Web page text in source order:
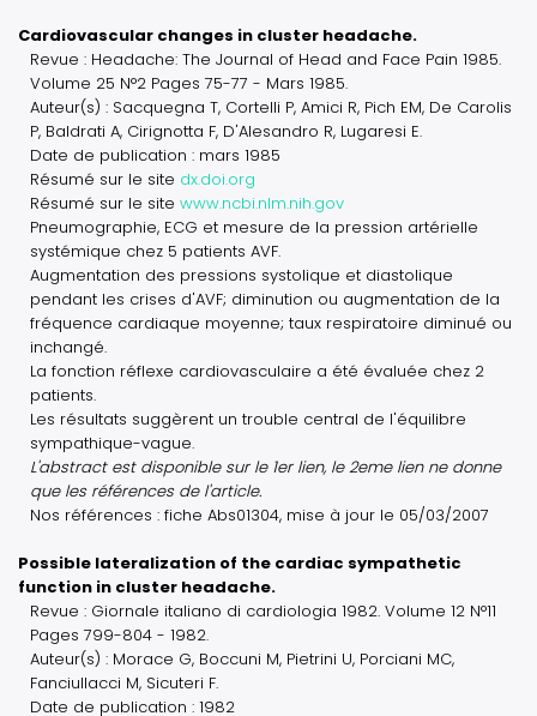
Cardiovascular changes in cluster headache.
Revue : Headache: The Journal of Head and Face Pain 1985.
Volume 25 N°2 Pages 75-77 - Mars 1985.
Auteur(s) : Sacquegna T, Cortelli P, Amici R, Pich EM, De Carolis
P, Baldrati A, Cirignotta F, D'Alesandro R, Lugaresi E.
Date de publication : mars 1985
Résumé sur le site dx.doi.org
Résumé sur le site www.ncbi.nlm.nih.gov
Pneumographie, ECG et mesure de la pression artérielle
systémique chez 5 patients AVF.
Augmentation des pressions systolique et diastolique
pendant les crises d'AVF; diminution ou augmentation de la
fréquence cardiaque moyenne; taux respiratoire diminué ou
inchangé.
La fonction réflexe cardiovasculaire a été évaluée chez 2
patients.
Les résultats suggèrent un trouble central de l'équilibre
sympathique-vague.
L'abstract est disponible sur le 1er lien, le 2eme lien ne donne
que les références de l'article.
Nos références : fiche Abs01304, mise à jour le 05/03/2007
Possible lateralization of the cardiac sympathetic
function in cluster headache.
Revue : Giornale italiano di cardiologia 1982. Volume 12 N°11
Pages 799-804 - 1982.
Auteur(s) : Morace G, Boccuni M, Pietrini U, Porciani MC,
Fanciullacci M, Sicuteri F.
Date de publication : 1982